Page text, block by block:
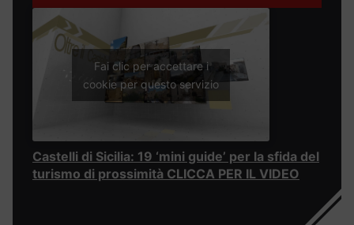
Fai clic per accettare i
cookie per questo servizio
Castelli di Sicilia: 19 ‘mini guide’ per la sfida del
turismo di prossimità CLICCA PER IL VIDEO